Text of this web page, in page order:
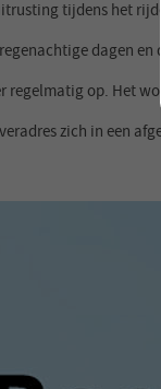
tijdens het
dagen
regelmatig op. Het
zich in een